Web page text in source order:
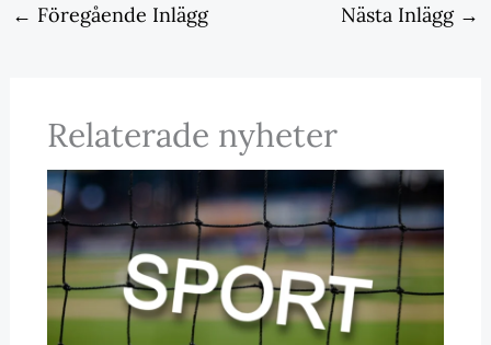
← Föregående Inlägg Nästa Inlägg →
Relaterade nyheter